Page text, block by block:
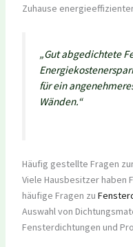
Zuhause
„Gut abgedichtete
für ein
Wänden.“
Häufig gestellte Fragen
Viele Hausbesitzer haben
häufige Fragen zu
Auswahl von
Fensterdichtungen und